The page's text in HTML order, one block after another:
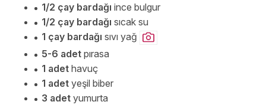
1/2 çay bardağı ince bulgur
1/2 çay bardağı sıcak su
1 çay bardağı sıvı yağ
5-6 adet pırasa
1 adet havuç
1 adet yeşil biber
3 adet yumurta